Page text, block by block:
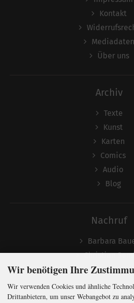
Kontakt
Mediadaten
Über uns
Archiv
Texte
Kunst
Karten
Comics
Audio
Blog
Nachruf
Barbara
Christian
Folgen
Wir benötigen Ihre
Wir verwenden Cookies und ähnliche
Drittanbietern, um unser Webangebot zu